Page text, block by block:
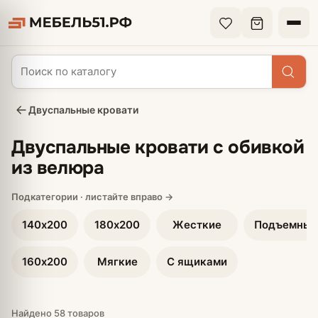
Двуспальные кровати
Двуспальные кровати с обивкой
из велюра
140х200
160х200
180х200
Мягкие
Жесткие
С ящиками
Подъемные
Найдено 58 товаров